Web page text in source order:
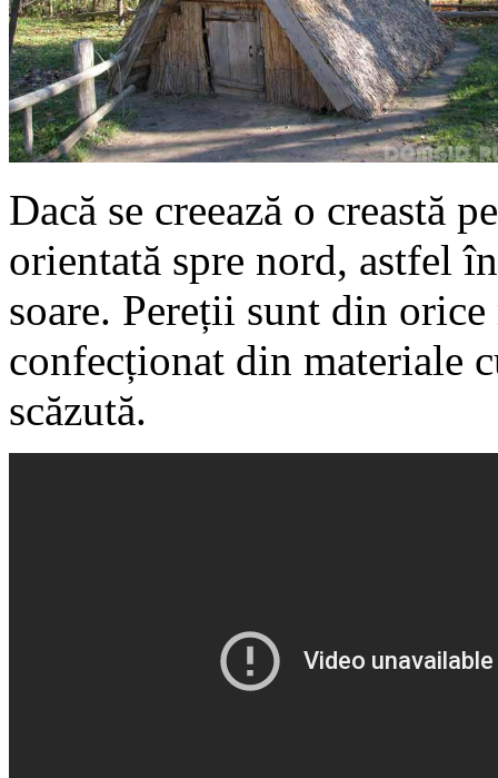
Dacă se creează o creastă
orientată spre nord, astfel
soare. Pereții sunt din
confecționat din materiale
scăzută.